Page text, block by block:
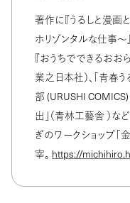
著作に『うるしと漫画
ホリゾンタルな仕事〜』
『おうちでできるおお
業之日本社）、「青春
部 (URUSHI COMICS)
出」（青林工藝舎 ）な
ぎのワークショップ「
宰。 https://